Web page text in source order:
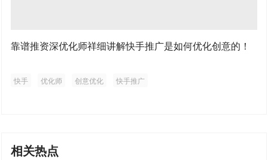
靠谱推资深优化师祥细讲解快手推广是如何优化创意的！
快手 优化师 创意优化 快手推广
相关热点